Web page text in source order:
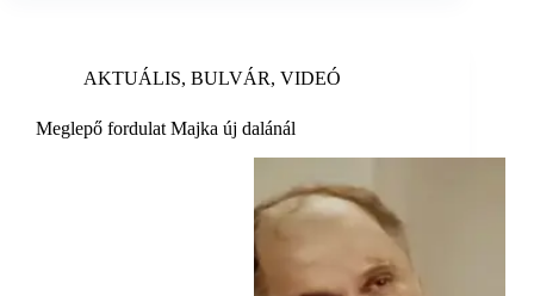
AKTUÁLIS, BULVÁR, VIDEÓ
Meglepő fordulat Majka új dalánál